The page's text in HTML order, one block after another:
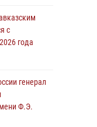
1
по
к
истории
с
года
генерал
Ф.Э.